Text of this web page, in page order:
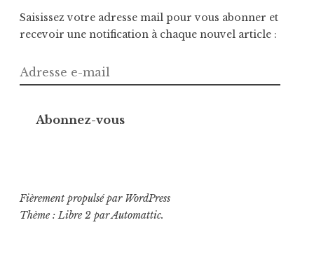
Saisissez votre adresse mail pour vous abonner et
recevoir une notification à chaque nouvel article :
Adresse
e-
Abonnez-vous
Fièrement propulsé par WordPress
Thème : Libre 2 parAutomattic.